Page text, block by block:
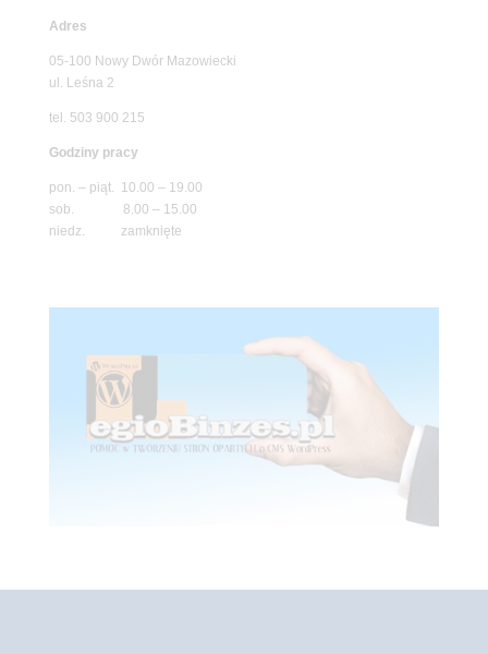
Adres
05-100 Nowy Dwór Mazowiecki
ul. Leśna 2
tel. 503 900 215
Godziny pracy
pon. – piąt. 10.00 – 19.00
sob. 8.00 – 15.00
niedz. zamknięte